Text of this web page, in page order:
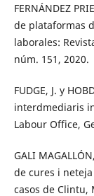
FERNÁNDEZ
de plataformas
laborales:
núm. 151, 2020.
FUDGE, J. y
interdmediaris
Labour Office,
GALI
de cures i
casos de Clintu,